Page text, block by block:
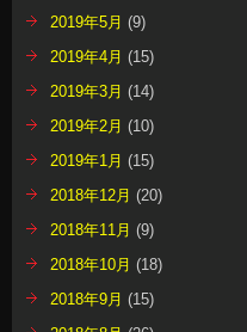
2019年5月 (9)
2019年4月 (15)
2019年3月 (14)
2019年2月 (10)
2019年1月 (15)
2018年12月 (20)
2018年11月 (9)
2018年10月 (18)
2018年9月 (15)